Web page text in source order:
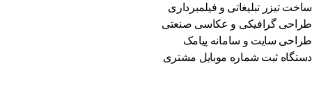
تیزر تبلیغاتی و فیلمبرداری
گرافیکی و عکاسی صنعتی
سایت و سامانه پیامک
ثبت شماره موبایل مشتری